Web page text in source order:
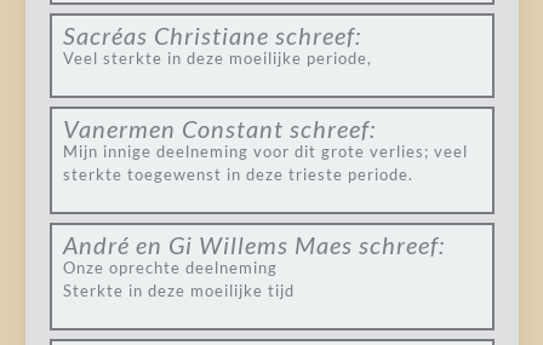
Sacréas Christiane schreef:
Veel sterkte in deze moeilijke periode,
Vanermen Constant schreef:
Mijn innige deelneming voor dit grote verlies; veel
sterkte toegewenst in deze trieste periode.
André en Gi Willems Maes schreef:
Onze oprechte deelneming
Sterkte in deze moeilijke tijd